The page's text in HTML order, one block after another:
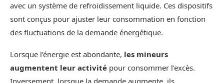
avec un système de refroidissement liquide. Ces dispositifs
sont conçus pour ajuster leur consommation en fonction
des fluctuations de la demande énergétique.
Lorsque l’énergie est abondante, les mineurs
augmentent leur activité pour consommer l’excès.